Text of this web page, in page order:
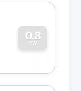
0.8
MW
0